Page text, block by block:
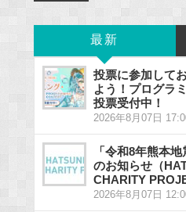
最新
投票に参加して
よう！プログラ
投票受付中！
2026年8月07日
「令和8年熊本
のお知らせ（
CHARITY
2026年8月07日